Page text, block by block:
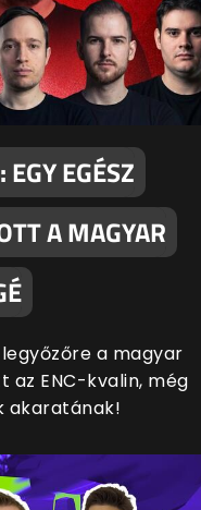
EGÉSZ
A MAGYAR
a magyar
az ENC-kvalin, még
akaratának!